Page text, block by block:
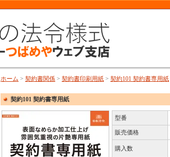
ホーム > 契約書関係 > 契約書印刷用紙 > 契約101 契約書専用紙
契約101 契約書専用紙
型番
販売価格
購入数